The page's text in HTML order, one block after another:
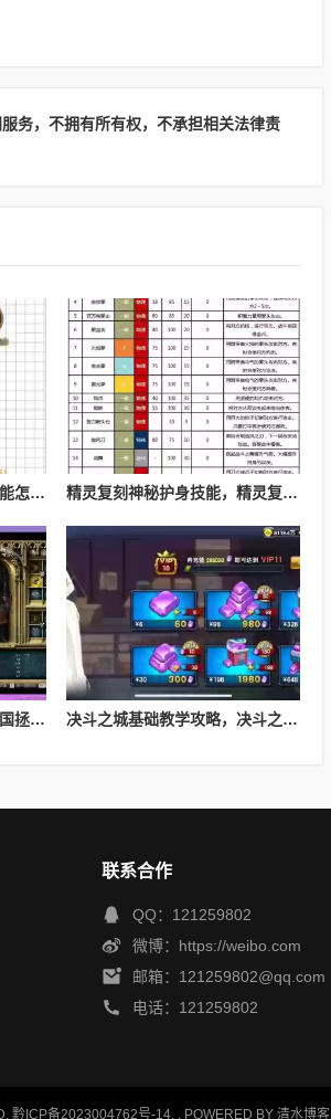
务，不拥有所有权，不承担相关法律责
闪避技能怎么处罚，闪避技能怎么处罚队友 精灵复刻神秘护身技能，精灵复刻攻略
天国拯救如何洗装备血，天国拯救怎么洗衣服 决斗之城基础教学攻略，决斗之城教学攻略2111
联系合作
QQ：121259802
微博：https://weibo.com
邮箱：121259802@qq.com
电话：121259802
黔ICP备2023004762号-14. . POWERED BY 清水博客